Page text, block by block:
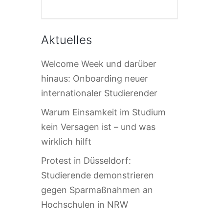
Aktuelles
Welcome Week und darüber
hinaus: Onboarding neuer
internationaler Studierender
Warum Einsamkeit im Studium
kein Versagen ist – und was
wirklich hilft
Protest in Düsseldorf:
Studierende demonstrieren
gegen Sparmaßnahmen an
Hochschulen in NRW